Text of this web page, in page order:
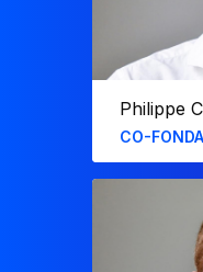
Philippe
CO-
Accuracy,
Il a mis en
financiers et
de grands